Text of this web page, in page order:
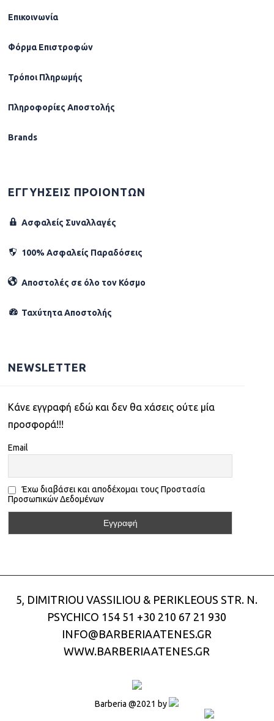
Επικοινωνία
Φόρµα Επιστροφών
Τρόποι Πληρωμής
Πληροφορίες Αποστολής
Brands
ΕΓΓΥΗΣΕΙΣ ΠΡΟΙΟΝΤΩΝ
Ασφαλείς Συναλλαγές
100% Ασφαλείς Παραδόσεις
Αποστολές σε όλο τον Κόσµο
Ταχύτητα Αποστολής
NEWSLETTER
Kάνε εγγραφή εδώ και δεν θα χάσεις ούτε μία
προσφορά!!!
Email
Έχω διαβάσει και αποδέχομαι τους Προστασία
Προσωπικών Δεδομένων
5, DIMITRIOU VASSILIOU & PERIKLEOUS STR. N.
PSYCHICO 154 51 +30 210 67 21 930
INFO@BARBERIAATENES.GR
WWW.BARBERIAATENES.GR
Barberia @2021 by